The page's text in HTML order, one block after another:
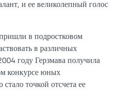
и ее великолепный голос
в подростковом
в различных
году Герзмава получила
конкурсе юных
точкой отсчета ее